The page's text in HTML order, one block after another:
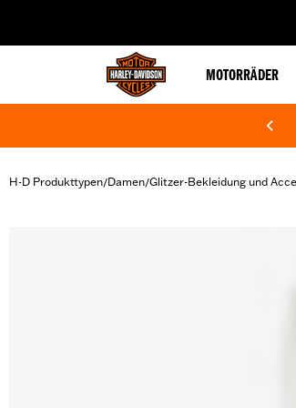
MOTORRÄDER
H-D Produkttypen/Damen/Glitzer-Bekleidung und